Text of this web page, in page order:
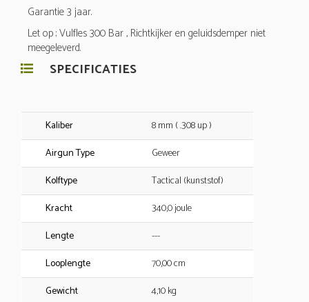
Garantie 3 jaar.
Let op ; Vulfles 300 Bar , Richtkijker en geluidsdemper niet
meegeleverd.
SPECIFICATIES
Kaliber
8 mm ( .308 up )
Airgun Type
Geweer
Kolftype
Tactical (kunststof)
Kracht
340,0 joule
Lengte
---
Looplengte
70,00 cm
Gewicht
4,10 kg